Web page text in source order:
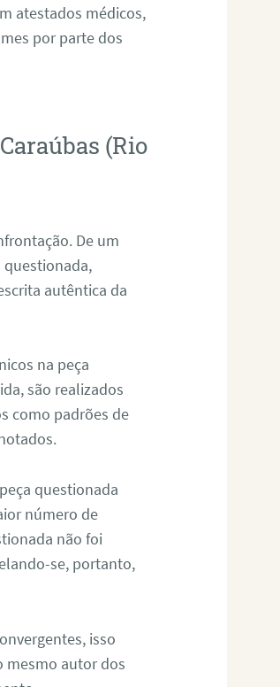
atestados médicos,
por parte dos
(Rio
De um
questionada,
autêntica da
na peça
são realizados
como padrões de
questionada
número de
não foi
se, portanto,
isso
mesmo autor dos